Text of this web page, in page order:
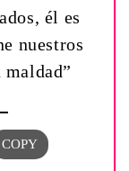
él es
nuestros